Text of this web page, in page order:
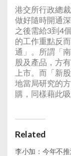
港交所行政總
做好隨時開通
之後需給3到4
的工作重點反
通」。所謂「
股及產品，方
上市。而「新
地當局研究的
購，同樣藉此
Related
李小加：今年不推